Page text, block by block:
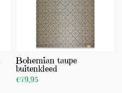
Bohemian taupe
buitenkleed
€79,95